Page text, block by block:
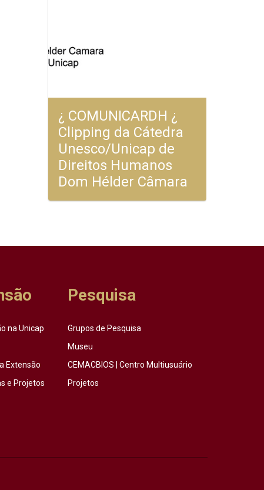
¿ COMUNICARDH ¿
Clipping da Cátedra
Unesco/Unicap de
Direitos Humanos
Dom Hélder Câmara
na Unicap
Extensão
e Projetos
Pesquisa
Grupos de Pesquisa
Museu
CEMACBIOS | Centro Multiusuário
Projetos